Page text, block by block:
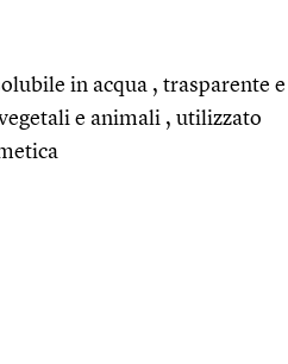
in acqua , trasparente e
e animali , utilizzato